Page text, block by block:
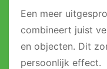
Een meer
combineert juist
en objecten. Dit
persoonlijk effect.